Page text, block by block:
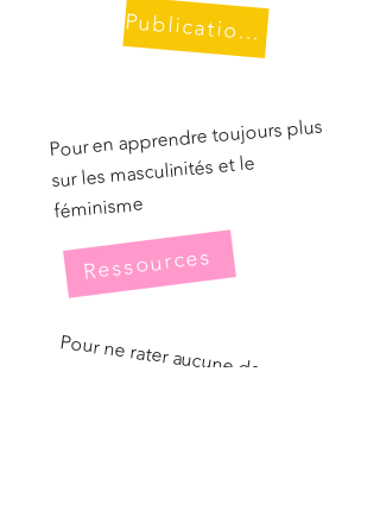
Publications
Pour en apprendre toujours plus
sur les masculinités et le
féminisme
Ressources